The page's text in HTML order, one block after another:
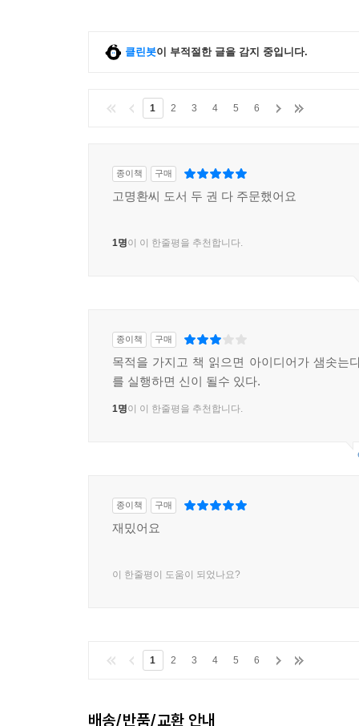
클린봇이 부적절한 글을 감지 중입니다.
1 2 3 4 5 6
종이책 구매
고명환씨 도서 두 권 다 주문했어요
1명이 이 한줄평을 추천합니다.
종이책 구매
목적을 가지고 책 읽으면 아이디어가 샘솟는
를 실행하면 신이 될수 있다.
1명이 이 한줄평을 추천합니다.
종이책 구매
재밌어요
이 한줄평이 도움이 되었나요?
1 2 3 4 5 6
배송/반품/교환 안내